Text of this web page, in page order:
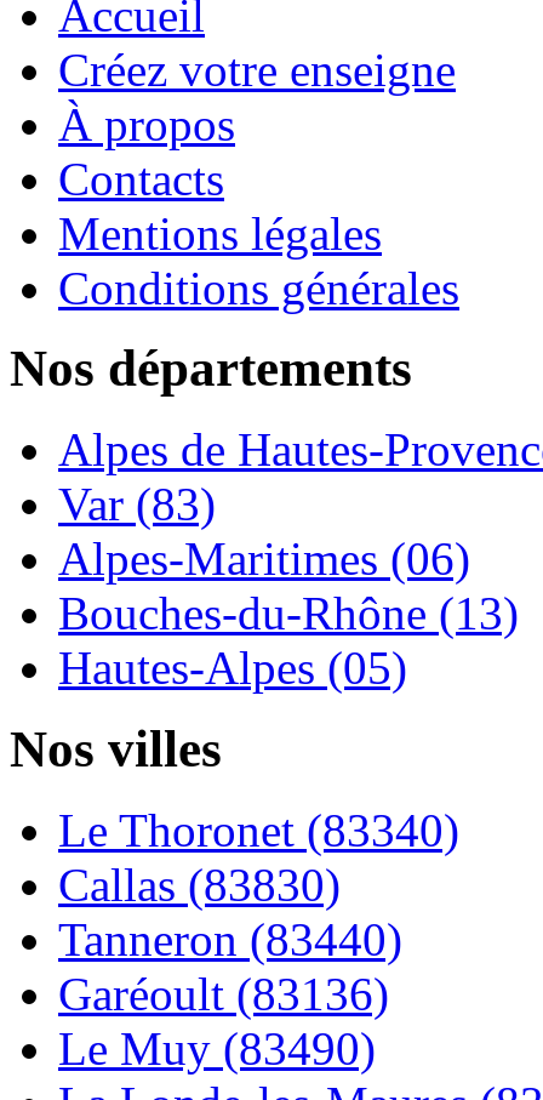
Accueil
Créez votre enseigne
À propos
Contacts
Mentions légales
Conditions générales
Nos départements
Alpes de Hautes-
Var (83)
Alpes-Maritimes (06)
Bouches-du-Rhône (13)
Hautes-Alpes (05)
Nos villes
Le Thoronet (83340)
Callas (83830)
Tanneron (83440)
Garéoult (83136)
Le Muy (83490)